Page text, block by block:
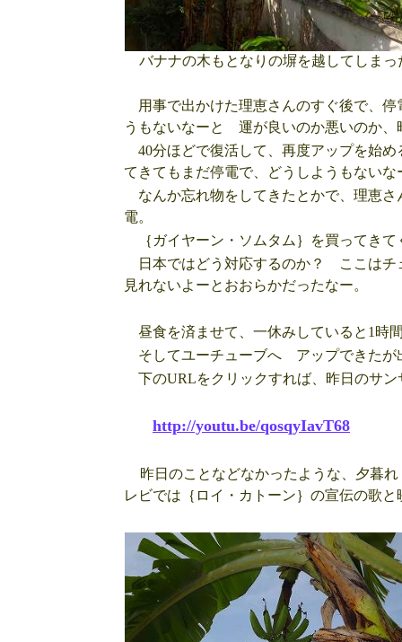
バナナの木もとなりの塀を越してしまっ
用事で出かけた理恵さんのすぐ後で、
うもないなーと 運が良いのか悪いのか、
40分ほどで復活して、再度アップを始
てきてもまだ停電で、どうしようもないな
なんか忘れ物をしてきたとかで、理恵さ
電。
｛ガイヤーン・ソムタム｝を買ってきて
日本ではどう対応するのか？ ここはチ
見れないよーとおおらかだったなー。
昼食を済ませて、一休みしていると1時
そしてユーチューブへ アップできたが
下のURLをクリックすれば、昨日のサン
http://youtu.be/qosqyIavT68
昨日のことなどなかったような、夕暮
レビでは｛ロイ・カトーン｝の宣伝の歌